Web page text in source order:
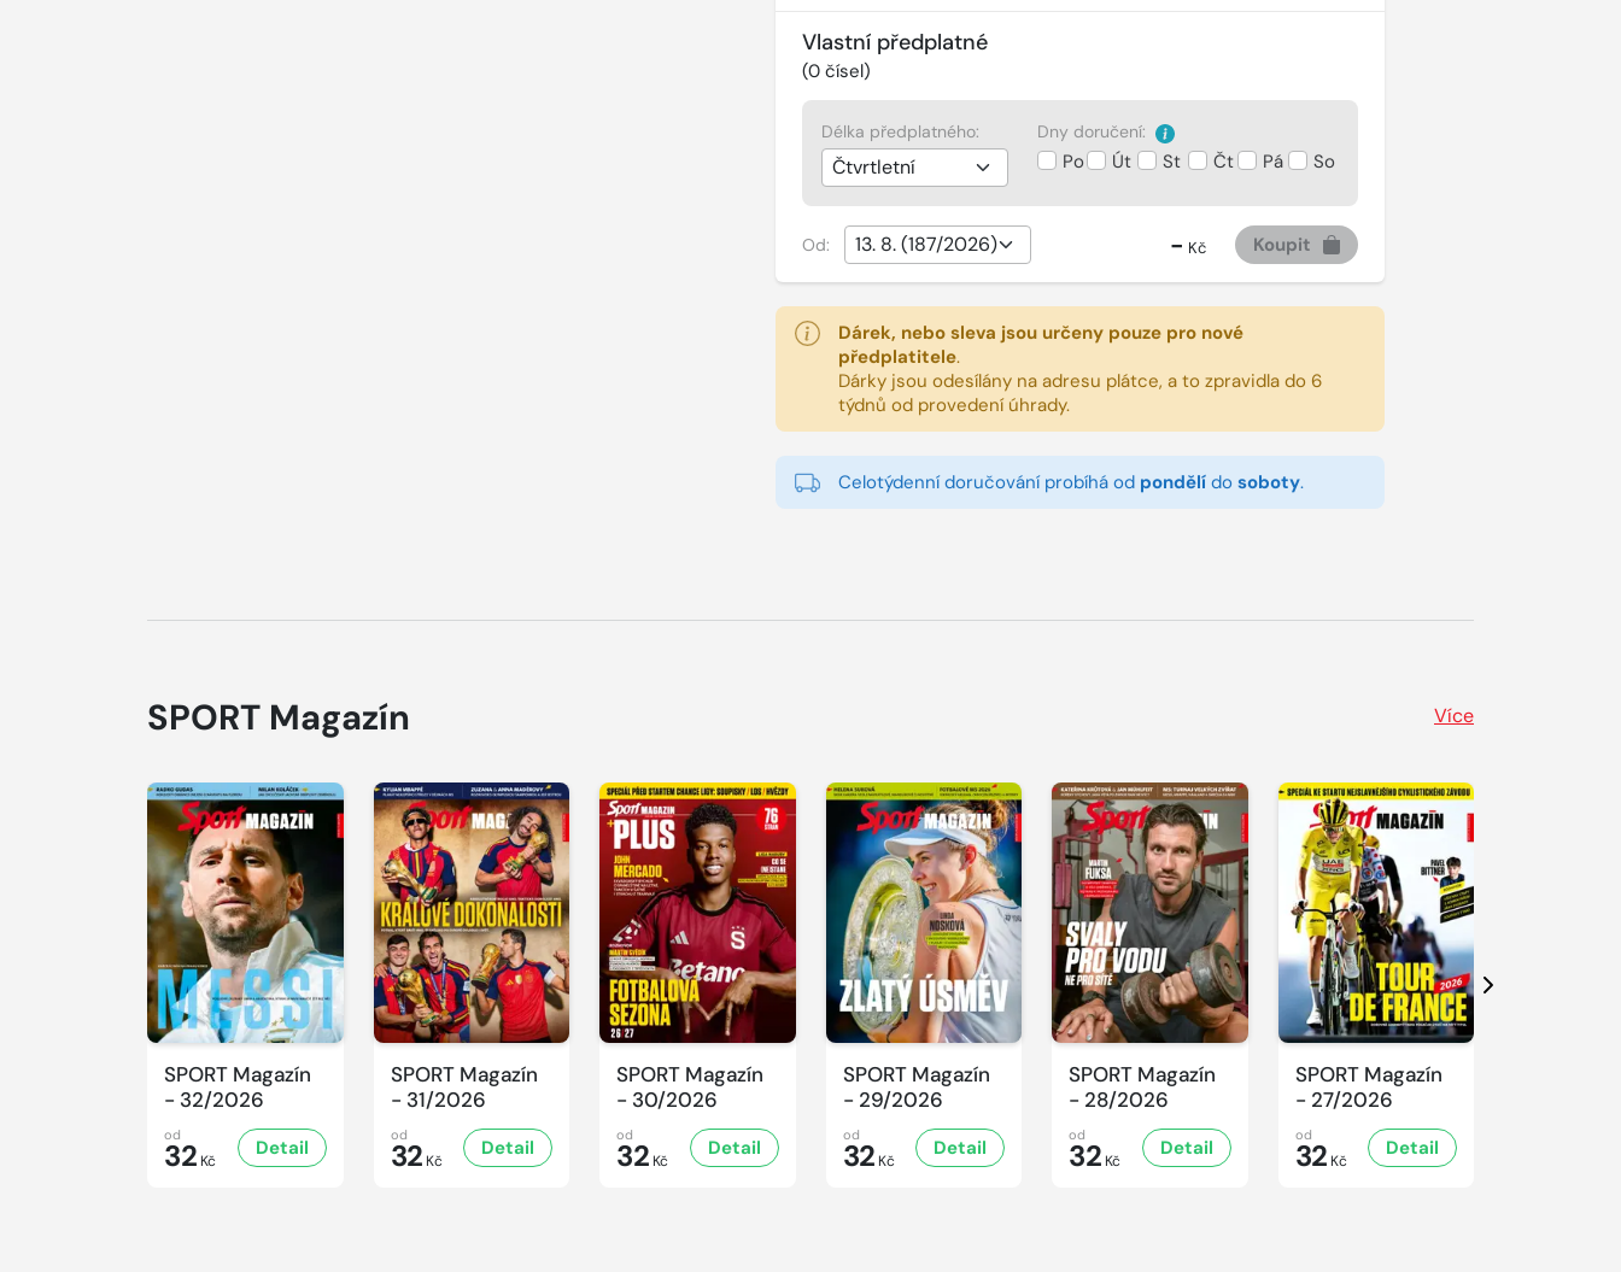
Vlastní předplatné
(0čísel)
Délka předplatného: Dny doručení:
Po Út St Čt Pá So
Od: - Kč Koupit
Dárek, nebo sleva jsou určeny pouze pro nové
předplatitele.
Dárky jsou odesílány na adresu plátce, a to zpravidla do 6
týdnů od provedení úhrady.
Celotýdenní doručování probíhá od pondělído soboty.
SPORT Magazín Více
SPORT Magazín
- 32/2026
od
32 Kč
Detail
SPORT Magazín
- 31/2026
od
32 Kč
Detail
SPORT Magazín
- 30/2026
od
32 Kč
Detail
SPORT Magazín
- 29/2026
od
32 Kč
Detail
SPORT Magazín
- 28/2026
od
32 Kč
Detail
SPORT Magazín
- 27/2026
od
32 Kč
Detail
Další